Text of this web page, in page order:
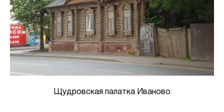
Щудровская палатка Иваново